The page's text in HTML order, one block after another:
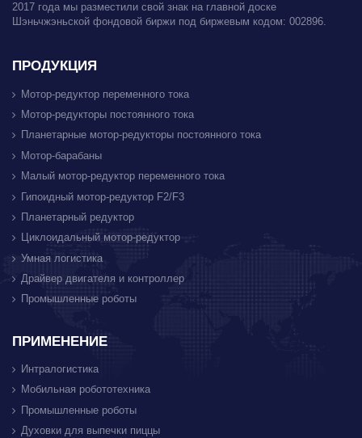
2017 года мы разместили свой знак на главной доске
Шэньчжэньской фондовой биржи под биржевым кодом: 002896.
ПРОДУКЦИЯ
Мотор-редуктор переменного тока
Мотор-редукторы постоянного тока
Планетарные мотор-редукторы постоянного тока
Мотор-барабаны
Малый мотор-редуктор переменного тока
Гипоидный мотор-редуктор F2/F3
Планетарный редуктор
Циклоидальный мотор-редуктор
Умная логистика
Драйвер двигателя и контроллер
Промышленные роботы
ПРИМЕНЕНИЕ
Интралогистика
Мобильная робототехника
Промышленные роботы
Духовки для выпечки пиццы